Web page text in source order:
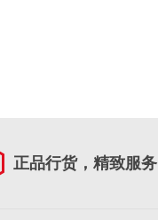
正品行货，精致服务